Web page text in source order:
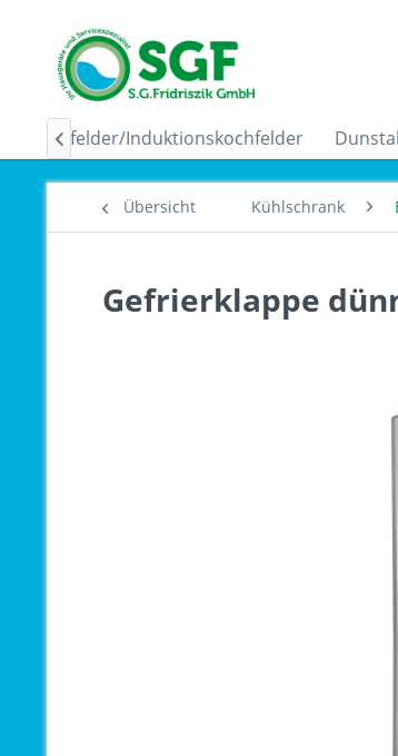
Ceranfelder/Induktionskochfelder

Übersicht Kühlschrank
Gefrierklappe